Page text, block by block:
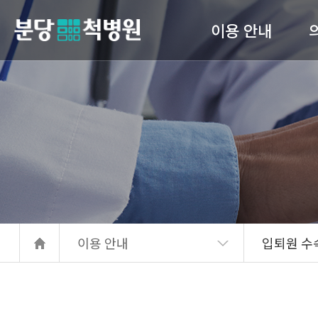
이용 안내
의료진 소개
진료안내
입퇴원 수속
서류발급안내
이용 안내 입퇴원 수